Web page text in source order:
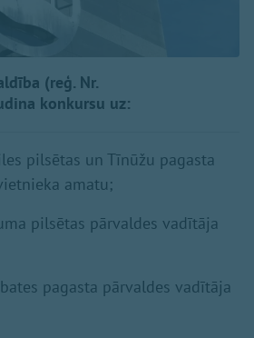
(reģ. Nr.
konkursu uz:
pilsētas un Tīnūžu pagasta
amatu;
pilsētas pārvaldes vadītāja
pagasta pārvaldes vadītāja